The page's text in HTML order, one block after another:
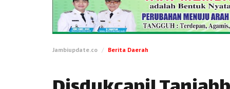
Jambiupdate.co Berita Daerah